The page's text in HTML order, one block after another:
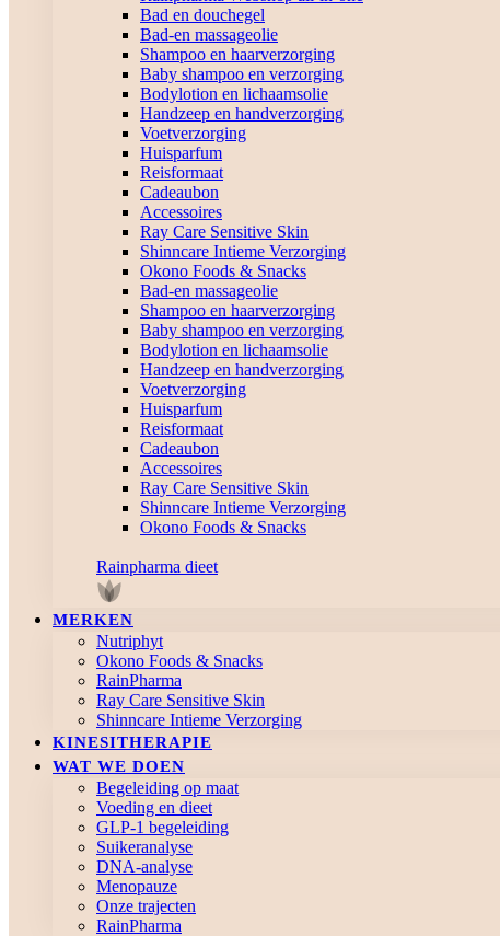
Bad en douchegel
Bad-en massageolie
Shampoo en haarverzorging
Baby shampoo en verzorging
Bodylotion en lichaamsolie
Handzeep en handverzorging
Voetverzorging
Huisparfum
Reisformaat
Cadeaubon
Accessoires
Ray Care Sensitive Skin
Shinncare Intieme Verzorging
Okono Foods & Snacks
Bad-en massageolie
Shampoo en haarverzorging
Baby shampoo en verzorging
Bodylotion en lichaamsolie
Handzeep en handverzorging
Voetverzorging
Huisparfum
Reisformaat
Cadeaubon
Accessoires
Ray Care Sensitive Skin
Shinncare Intieme Verzorging
Okono Foods & Snacks
Rainpharma dieet
MERKEN
Nutriphyt
Okono Foods & Snacks
RainPharma
Ray Care Sensitive Skin
Shinncare Intieme Verzorging
KINESITHERAPIE
WAT WE DOEN
Begeleiding op maat
Voeding en dieet
GLP-1 begeleiding
Suikeranalyse
DNA-analyse
Menopauze
Onze trajecten
RainPharma